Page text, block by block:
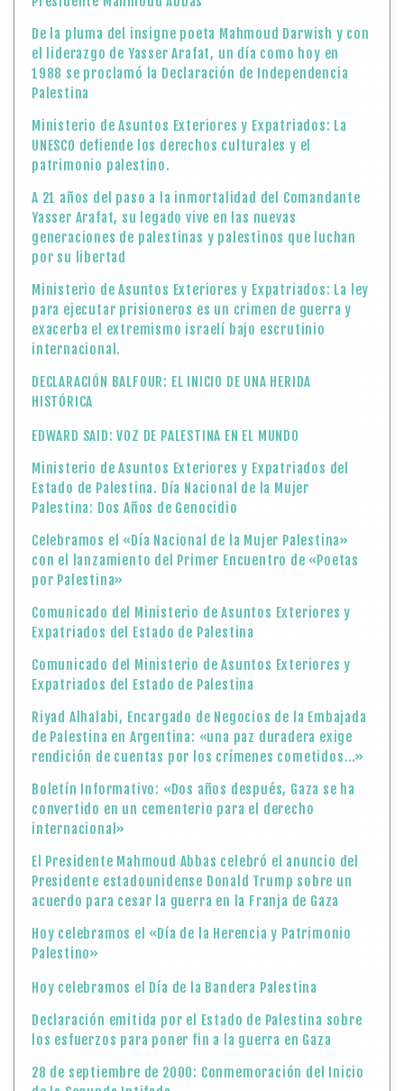
De la pluma del insigne poeta Mahmoud Darwish y con
el liderazgo de Yasser Arafat, un día como hoy en
1988 se proclamó la Declaración de Independencia
Palestina
Ministerio de Asuntos Exteriores y Expatriados: La
UNESCO defiende los derechos culturales y el
patrimonio palestino.
A 21 años del paso a la inmortalidad del Comandante
Yasser Arafat, su legado vive en las nuevas
generaciones de palestinas y palestinos que luchan
por su libertad
Ministerio de Asuntos Exteriores y Expatriados: La ley
para ejecutar prisioneros es un crimen de guerra y
exacerba el extremismo israelí bajo escrutinio
internacional.
DECLARACIÓN BALFOUR: EL INICIO DE UNA HERIDA
HISTÓRICA
EDWARD SAID: VOZ DE PALESTINA EN EL MUNDO
Ministerio de Asuntos Exteriores y Expatriados del
Estado de Palestina. Día Nacional de la Mujer
Palestina: Dos Años de Genocidio
Celebramos el «Día Nacional de la Mujer Palestina»
con el lanzamiento del Primer Encuentro de «Poetas
por Palestina»
Comunicado del Ministerio de Asuntos Exteriores y
Expatriados del Estado de Palestina
Comunicado del Ministerio de Asuntos Exteriores y
Expatriados del Estado de Palestina
Riyad Alhalabi, Encargado de Negocios de la Embajada
de Palestina en Argentina: «una paz duradera exige
rendición de cuentas por los crímenes cometidos…»
Boletín Informativo: «Dos años después, Gaza se ha
convertido en un cementerio para el derecho
internacional»
El Presidente Mahmoud Abbas celebró el anuncio del
Presidente estadounidense Donald Trump sobre un
acuerdo para cesar la guerra en la Franja de Gaza
Hoy celebramos el «Día de la Herencia y Patrimonio
Palestino»
Hoy celebramos el Día de la Bandera Palestina
Declaración emitida por el Estado de Palestina sobre
los esfuerzos para poner fin a la guerra en Gaza
28 de septiembre de 2000: Conmemoración del Inicio